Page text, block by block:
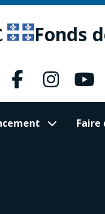
Fonds
Faire